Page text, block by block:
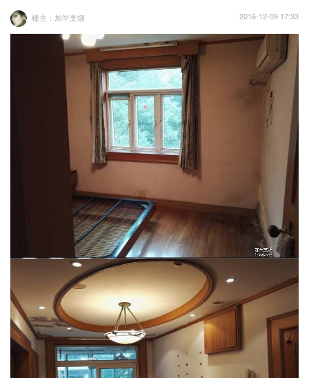
楼主：加半支烟 2016-12-09 17:33